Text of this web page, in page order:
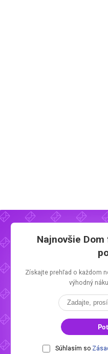
Najnovšie
Získajte prehľad o každom
výhodný
Súhlasím so